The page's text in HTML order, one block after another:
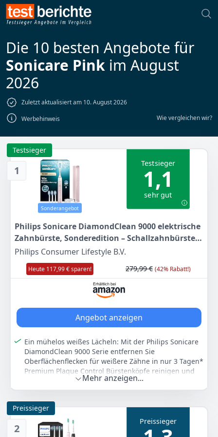
Die 10 besten Angebote für
Sonicare Pink im August
2026
Zuletzt aktualisiert am 10. August 2026
Werbehinweis
Wie vergleichen wir?
1
Testsieger
Sonderangebot
Testsieger
1,1
sehr gut
Philips Sonicare DiamondClean 9000 elektrische
Zahnbürste, Sonderedition – Schallzahnbürste,
sauberere Zähne, 4x C3 Premium Plaque
Defense-Bürstenköpfen, pink (Modell
HX9911/79)
Philips Consumer Lifestyle B.V.
Heute 117,99 € sparen! 279,99 € (42% Rabatt!)
Angebot anzeigen
Ein mühelos weißes Lächeln: Mit der Philips Sonicare
DiamondClean 9000 Serie entfernen Sie
Oberflächenflecken für weißere Zähne in nur 3 Tagen*
Premium Plaque Control Bürstenköpfe reinigen und
bleichen Ihre Zähne auf
Außergewöhnliche Reinigung: Wählen Sie aus 4
verschiedenen Putzmodi, um Ihr Lächeln aufzuhellen
und die Gesundheit des Zahnfleisches zu verbessern,
Clean, Deep Clean+, Gum Health und White+ helfen
dabei, Ihre Zähne und Ihr Zahnfleisch zu reinigen
Mehr anzeigen...
2
Preissieger
Preissieger